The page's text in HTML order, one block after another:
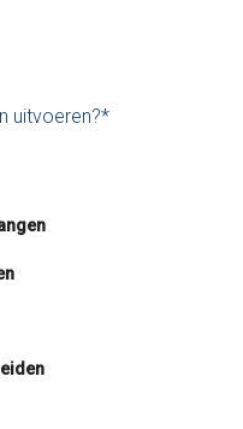
uitvoeren?*